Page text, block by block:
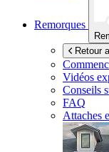
Remorques
Retour
Vidéos
Conseils
FAQ
Attaches